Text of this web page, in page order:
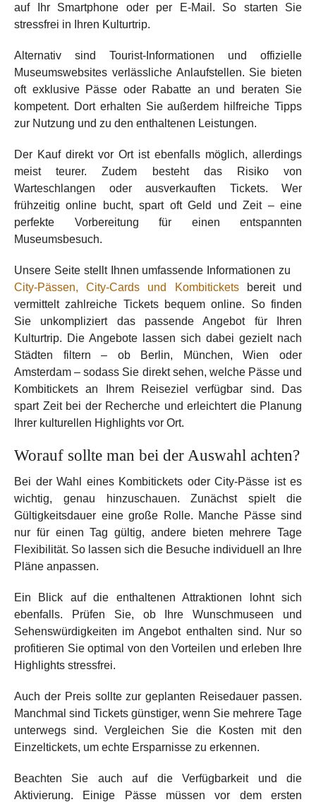
auf Ihr Smartphone oder per E-Mail. So starten Sie
stressfrei in Ihren Kulturtrip.
Alternativ sind Tourist-Informationen und offizielle
Museumswebsites verlässliche Anlaufstellen. Sie bieten
oft exklusive Pässe oder Rabatte an und beraten Sie
kompetent. Dort erhalten Sie außerdem hilfreiche Tipps
zur Nutzung und zu den enthaltenen Leistungen.
Der Kauf direkt vor Ort ist ebenfalls möglich, allerdings
meist teurer. Zudem besteht das Risiko von
Warteschlangen oder ausverkauften Tickets. Wer
frühzeitig online bucht, spart oft Geld und Zeit – eine
perfekte Vorbereitung für einen entspannten
Museumsbesuch.
Unsere Seite stellt Ihnen umfassende Informationen zu
City-Pässen, City-Cards und Kombiticketsbereit und
vermittelt zahlreiche Tickets bequem online. So finden
Sie unkompliziert das passende Angebot für Ihren
Kulturtrip. Die Angebote lassen sich dabei gezielt nach
Städten filtern – ob Berlin, München, Wien oder
Amsterdam – sodass Sie direkt sehen, welche Pässe und
Kombitickets an Ihrem Reiseziel verfügbar sind. Das
spart Zeit bei der Recherche und erleichtert die Planung
Ihrer kulturellen Highlights vor Ort.
Worauf sollte man bei der Auswahl achten?
Bei der Wahl eines Kombitickets oder City-Pässe ist es
wichtig, genau hinzuschauen. Zunächst spielt die
Gültigkeitsdauer eine große Rolle. Manche Pässe sind
nur für einen Tag gültig, andere bieten mehrere Tage
Flexibilität. So lassen sich die Besuche individuell an Ihre
Pläne anpassen.
Ein Blick auf die enthaltenen Attraktionen lohnt sich
ebenfalls. Prüfen Sie, ob Ihre Wunschmuseen und
Sehenswürdigkeiten im Angebot enthalten sind. Nur so
profitieren Sie optimal von den Vorteilen und erleben Ihre
Highlights stressfrei.
Auch der Preis sollte zur geplanten Reisedauer passen.
Manchmal sind Tickets günstiger, wenn Sie mehrere Tage
unterwegs sind. Vergleichen Sie die Kosten mit den
Einzeltickets, um echte Ersparnisse zu erkennen.
Beachten Sie auch auf die Verfügbarkeit und die
Aktivierung. Einige Pässe müssen vor dem ersten